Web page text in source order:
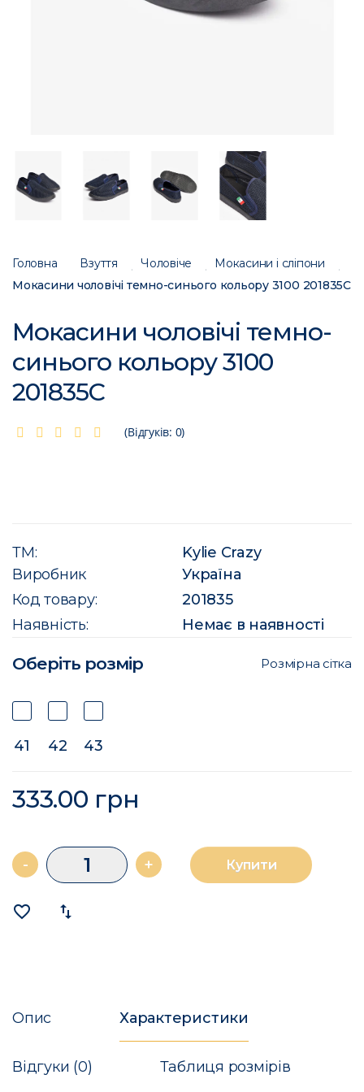
Головна Взуття Чоловіче
Мокасини і сліпони
Мокасини чоловічі темно-синього кольору 3100 201835C
Мокасини чоловічі темно-
синього кольору 3100
201835C
(Відгуків: 0)
ТМ:
Kylie Crazy
Виробник
Україна
Код товару:
201835
Наявність:
Немає в наявності
Оберіть розмір Розмірна сітка
41 42 43
333.00 грн
- + Купити
favorite_border import_export
Опис Характеристики
Відгуки (0) Таблиця розмірів